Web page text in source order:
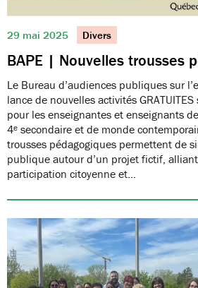
29 mai 2025 Divers
BAPE | Nouvelles trousses
Le Bureau d’audiences publiques sur
lance de nouvelles activités
pour les enseignantes et enseignants
4ᵉ secondaire et de monde
trousses pédagogiques permettent de
publique autour d’un projet fictif,
participation citoyenne et…